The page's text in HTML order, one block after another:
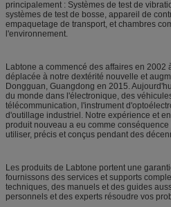
principalement : Systèmes de test de
systèmes de test de bosse, appareil de
empaquetage de transport, et chambres
l'environnement.
Labtone a commencé des affaires en 2002
déplacée à notre dextérité nouvelle et
Dongguan, Guangdong en 2015.
du monde dans l'électronique, des
télécommunication, l'instrument
d'outillage industriel. Notre expérience et
produit nouveau a eu comme
utiliser, précis et conçus pendant des
Les produits de Labtone portent une
fournissons des services et supports
techniques, des manuels et des guides
personnels et des experts résoudre vos